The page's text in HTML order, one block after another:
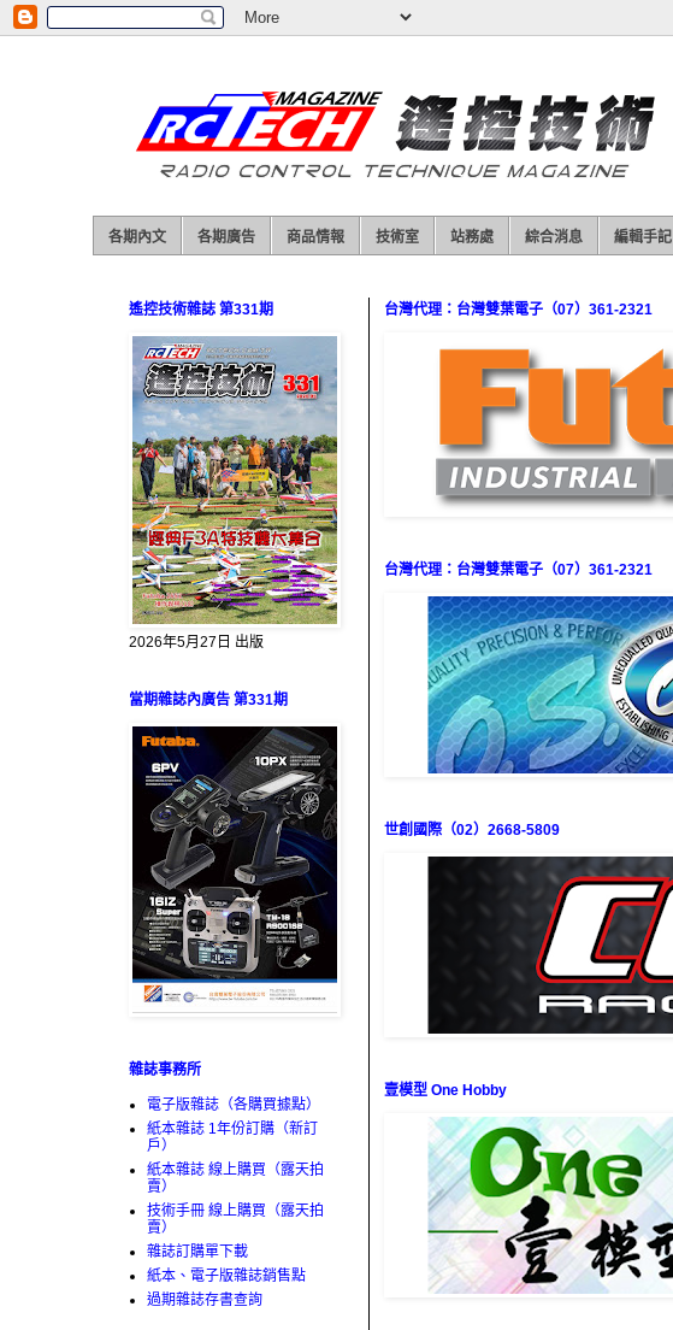
各期內文 各期廣告 商品情報 技術室 站務處 綜合消息 編輯手記
台灣代理：台灣雙葉電子（07）361-2321
台灣代理：台灣雙葉電子（07）361-2321
世創國際（02）2668-5809
壹模型 One Hobby
遙控技術雜誌 第331期
2026年5月27日 出版
當期雜誌內廣告 第331期
雜誌事務所
電子版雜誌（各購買據點）
紙本雜誌 1年份訂購（新訂
戶）
紙本雜誌 線上購買（露天拍
賣）
技術手冊 線上購買（露天拍
賣）
雜誌訂購單下載
紙本、電子版雜誌銷售點
過期雜誌存書查詢